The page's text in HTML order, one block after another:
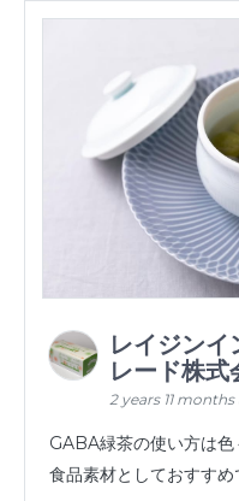
レイジンイ
レード株式
2 years 11 months
GABA緑茶の使い方は
食品素材としておすす